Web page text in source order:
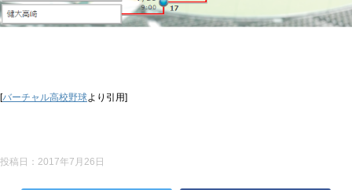
[バーチャル高校野球より引用]
投稿日： 2017年7月26日